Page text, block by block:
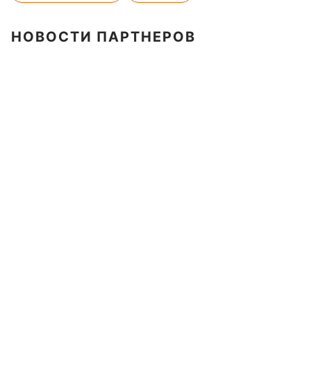
НОВОСТИ ПАРТНЕРОВ